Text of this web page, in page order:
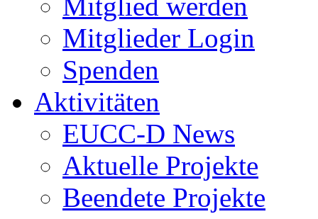
Mitglieder Login
Spenden
Aktivitäten
EUCC-D News
Aktuelle Projekte
Beendete Projekte